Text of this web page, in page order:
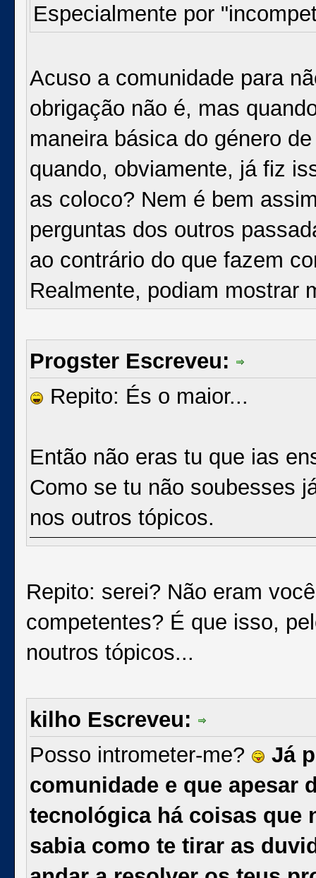
Especialmente por
Acuso a comunidade para
obrigação não é, mas
maneira básica do género
quando, obviamente, já fiz
as coloco? Nem é bem
perguntas dos outros
ao contrário do que fazem
Realmente, podiam mostrar
Progster Escreveu:
Repito: És o maior...
Então não eras tu que ias
Como se tu não soubesses
nos outros tópicos.
Repito: serei? Não eram
competentes? É que isso,
noutros tópicos...
kilho Escreveu:
Posso intrometer-me?
Já
comunidade e que apesar
tecnológica há coisas que
sabia como te tirar as